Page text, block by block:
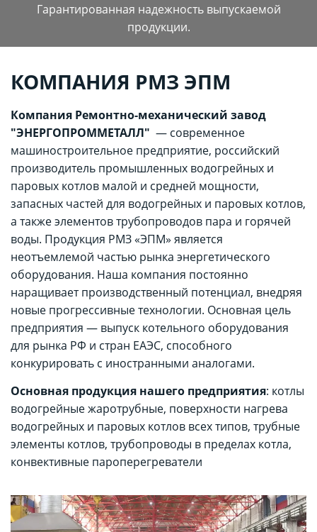
Гарантированная надежность выпускаемой
продукции.
КОМПАНИЯ РМЗ ЭПМ
Компания Ремонтно-механический завод
"ЭНЕРГОПРОММЕТАЛЛ" — современное
машиностроительное предприятие, российский
производитель промышленных водогрейных и
паровых котлов малой и средней мощности,
запасных частей для водогрейных и паровых котлов,
а также элементов трубопроводов пара и горячей
воды. Продукция РМЗ «ЭПМ» является
неотъемлемой частью рынка энергетического
оборудования. Наша компания постоянно
наращивает производственный потенциал, внедряя
новые прогрессивные технологии. Основная цель
предприятия — выпуск котельного оборудования
для рынка РФ и стран ЕАЭС, способного
конкурировать с иностранными аналогами.
Основная продукция нашего предприятия: котлы
водогрейные жаротрубные, поверхности нагрева
водогрейных и паровых котлов всех типов, трубные
элементы котлов, трубопроводы в пределах котла,
конвективные пароперегреватели